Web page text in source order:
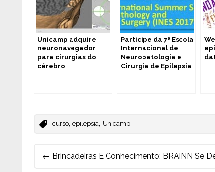
Unicamp adquire
neuronavegador
para cirurgias do
cérebro
Participe da 7ª Escola
Internacional de
Neuropatologia e
Cirurgia de Epilepsia
curso epilepsia Unicamp
Post
navigation
← Brincadeiras E Conhecimento: BRAINN Se